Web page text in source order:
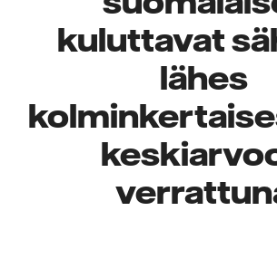
kuluttavat
lähes